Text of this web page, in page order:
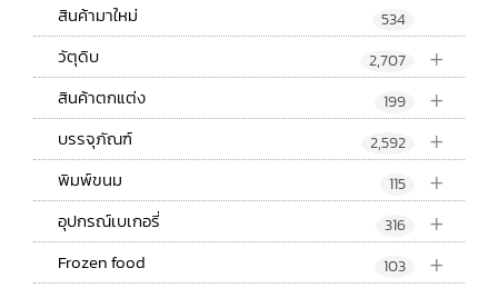
สินค้ามาใหม่ 534
+
วัตุดิบ 2,707
+
สินค้าตกแต่ง 199
+
บรรจุภัณฑ์ 2,592
+
พิมพ์ขนม 115
+
อุปกรณ์เบเกอรี่ 316
+
Frozen food 103